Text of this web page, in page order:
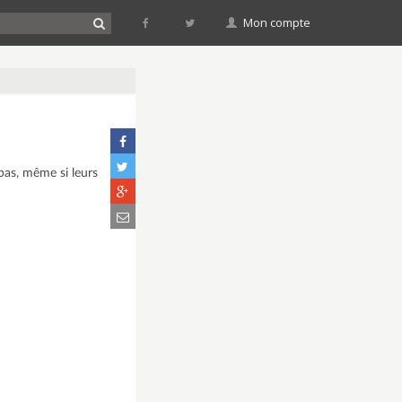
Mon compte
même si leurs